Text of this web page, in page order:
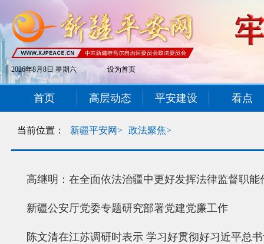
2026年8月8日 星期六 设为首页
首页 高层动态 平安建设 看点
当前位置： 新疆平安网> 政法聚焦>
高继明：在全面依法治疆中更好发挥法律监督职能
新疆公安厅党委专题研究部署党建党廉工作
陈文清在江苏调研时表示 学习好贯彻好习近平总